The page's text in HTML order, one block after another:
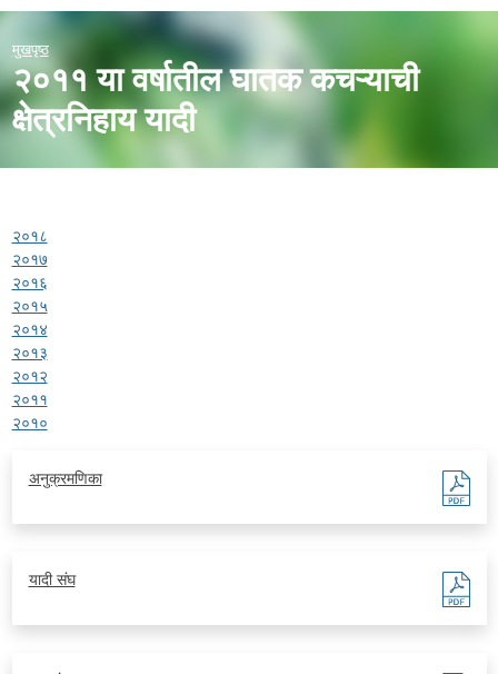
मुखपृष्ठ
२०११ या वर्षातील घातक कचऱ्याची
क्षेत्रनिहाय यादी
२०१८
२०१७
२०१६
२०१५
२०१४
२०१३
२०१२
२०११
२०१०
अनुक्रमणिका
यादी संघ